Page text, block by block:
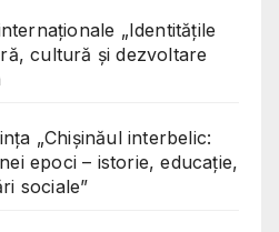
„Identitățile
cultură și dezvoltare
„Chișinăul interbelic:
epoci – istorie, educație,
sociale”